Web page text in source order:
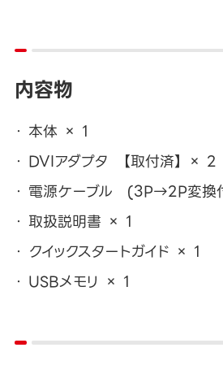
内容物
本体 × 1
DVIアダプタ 【取付済】 × 2
電源ケーブル (3P→2P変
取扱説明書 × 1
クイックスタートガイド × 1
USBメモリ × 1